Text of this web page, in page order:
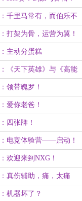
千里马常有，而伯乐不
打架为骨，运营为翼！
主动分蛋糕
《天下英雄》与《高能
领带魄罗！
爱你老爸！
四张牌！
电竞体验营——启动！
欢迎来到NXG！
真伤辅助，痛，太痛
机器坏了？